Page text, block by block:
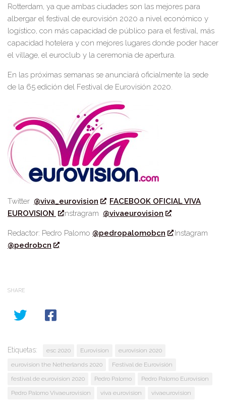
Rotterdam, ya que ambas ciudades son las mejores para
albergar el festival de eurovisión 2020 a nivel económico y
logístico, con más capacidad de público para el festival, más
capacidad hotelera y con mejores lugares donde poder hacer
el village, el euroclub y la ceremonia de apertura.
En las próximas semanas se anunciará oficialmente la sede
de la 65 edición del Festival de Eurovisión 2020.
Twitter @viva_eurovision
FACEBOOK OFICIAL VIVA
EUROVISION
Instragram @vivaeurovision
Redactor: Pedro Palomo @pedropalomobcn
Instagram
@pedrobcn
SHARE
Etiquetas: esc 2020 Eurovision
eurovision 2020
eurovision the Netherlands 2020
Festival de Eurovisión
festival de eurovision 2020
Pedro Palomo
Pedro Palomo Eurovision
Pedro Palomo Vivaeurovision
viva eurovision vivaeurovision